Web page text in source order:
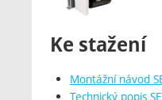
Ke stažení
Montážní návod
Technický popis